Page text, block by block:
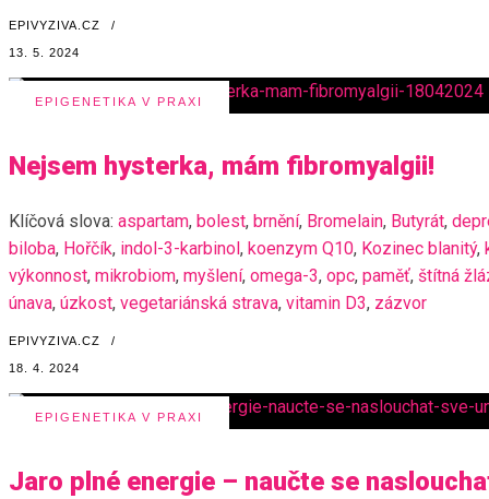
EPIVYZIVA.CZ /
13. 5. 2024
EPIGENETIKA V PRAXI
Nejsem hysterka, mám fibromyalgii!
Klíčová slova: aspartam, bolest, brnění, Bromelain, Butyrát,
biloba, Hořčík, indol-3-karbinol, koenzym Q10, Kozinec blanitý,
výkonnost, mikrobiom, myšlení, omega-3, opc, paměť, štítná
únava, úzkost, vegetariánská strava, vitamin D3, zázvor
EPIVYZIVA.CZ /
18. 4. 2024
EPIGENETIKA V PRAXI
Jaro plné energie – naučte se